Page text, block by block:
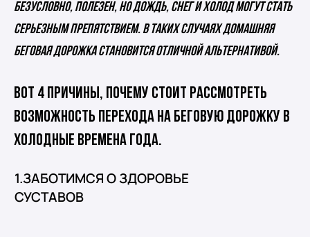
безусловно, полезен, но дождь, снег и холод могут стать
серьезным препятствием. В таких случаях домашняя
беговая дорожка становится отличной альтернативой.
Вот 4 причины, почему стоит рассмотреть
возможность перехода на беговую дорожку в
холодные времена года.
1.ЗАБОТИМСЯ О ЗДОРОВЬЕ
СУСТАВОВ